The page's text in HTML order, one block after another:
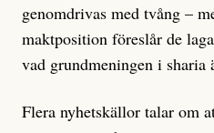
genomdrivas med tvång –
maktposition föreslår de
vad grundmeningen i sharia
Flera nyhetskällor talar om